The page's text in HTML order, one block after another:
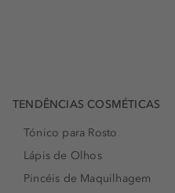
TENDÊNCIAS COSMÉTICAS
Tónico para Rosto
Lápis de Olhos
Pincéis de Maquilhagem